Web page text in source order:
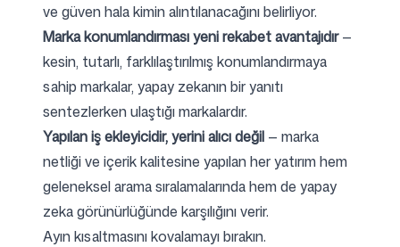
ve güven hala kimin alıntılanacağını belirliyor.
Marka konumlandırması yeni rekabet avantajıdır—
kesin, tutarlı, farklılaştırılmış konumlandırmaya
sahip markalar, yapay zekanın bir yanıtı
sentezlerken ulaştığı markalardır.
Yapılan iş ekleyicidir, yerini alıcı değil — marka
netliği ve içerik kalitesine yapılan her yatırım hem
geleneksel arama sıralamalarında hem de yapay
zeka görünürlüğünde karşılığını verir.
Ayın kısaltmasını kovalamayı bırakın.